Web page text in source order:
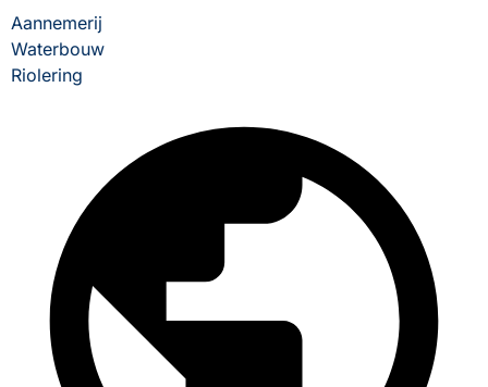
Aannemerij
Waterbouw
Riolering